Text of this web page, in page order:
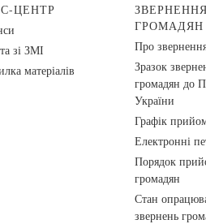
ЦЕНТР
зі ЗМІ
матеріалів
ЗВЕРНЕННЯ
ГРОМАДЯН
Про
Зразок
громадян до
України
Графік
Електронні
Порядок
громадян
Стан
звернень